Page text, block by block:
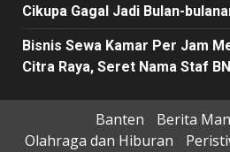
Cikupa Gagal Jadi Bulan-
Bisnis Sewa Kamar Per Jam
Citra Raya, Seret Nama Staf
Banten
Berita
Olahraga dan Hiburan